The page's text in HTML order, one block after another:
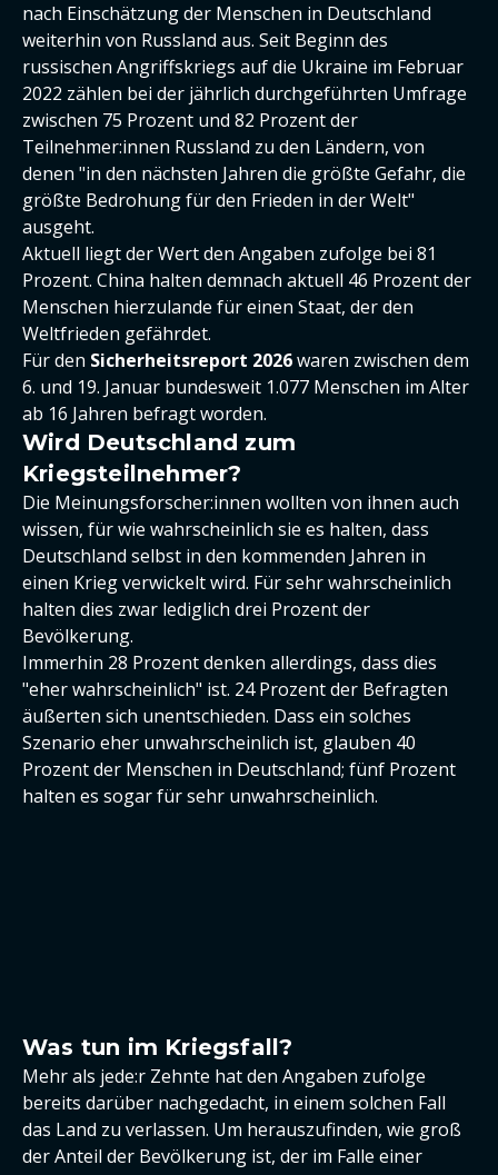
nach Einschätzung der Menschen in Deutschland
weiterhin von Russland aus. Seit Beginn des
russischen Angriffskriegs auf die Ukraine im Februar
2022 zählen bei der jährlich durchgeführten Umfrage
zwischen 75 Prozent und 82 Prozent der
Teilnehmer:innen Russland zu den Ländern, von
denen "in den nächsten Jahren die größte Gefahr, die
größte Bedrohung für den Frieden in der Welt"
ausgeht.
Aktuell liegt der Wert den Angaben zufolge bei 81
Prozent. China halten demnach aktuell 46 Prozent der
Menschen hierzulande für einen Staat, der den
Weltfrieden gefährdet.
Für den Sicherheitsreport 2026waren zwischen dem
6. und 19. Januar bundesweit 1.077 Menschen im Alter
ab 16 Jahren befragt worden.
Wird Deutschland zum
Kriegsteilnehmer?
Die Meinungsforscher:innen wollten von ihnen auch
wissen, für wie wahrscheinlich sie es halten, dass
Deutschland selbst in den kommenden Jahren in
einen Krieg verwickelt wird. Für sehr wahrscheinlich
halten dies zwar lediglich drei Prozent der
Bevölkerung.
Immerhin 28 Prozent denken allerdings, dass dies
"eher wahrscheinlich" ist. 24 Prozent der Befragten
äußerten sich unentschieden. Dass ein solches
Szenario eher unwahrscheinlich ist, glauben 40
Prozent der Menschen in Deutschland; fünf Prozent
halten es sogar für sehr unwahrscheinlich.
Was tun im Kriegsfall?
Mehr als jede:r Zehnte hat den Angaben zufolge
bereits darüber nachgedacht, in einem solchen Fall
das Land zu verlassen. Um herauszufinden, wie groß
der Anteil der Bevölkerung ist, der im Falle einer